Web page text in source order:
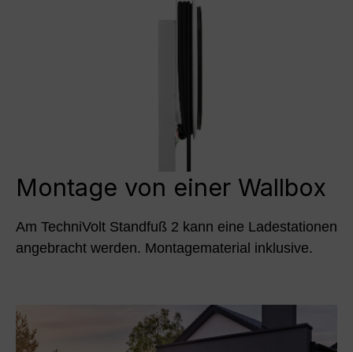
Montage von einer Wallbox
Am TechniVolt Standfuß 2 kann eine Ladestationen
angebracht werden. Montagematerial inklusive.